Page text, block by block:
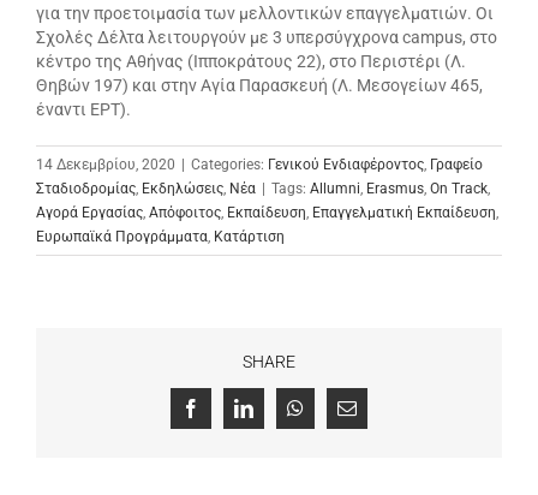
για την προετοιμασία των μελλοντικών επαγγελματιών. Οι
Σχολές Δέλτα λειτουργούν με 3 υπερσύγχρονα campus, στο
κέντρο της Αθήνας (Ιπποκράτους 22), στο Περιστέρι (Λ.
Θηβών 197) και στην Αγία Παρασκευή (Λ. Μεσογείων 465,
έναντι ΕΡΤ).
14 Δεκεμβρίου, 2020 | Categories: Γενικού Ενδιαφέροντος Γραφείο
Σταδιοδρομίας Εκδηλώσεις Νέα | Tags: Allumni Erasmus On Track
Αγορά Εργασίας Απόφοιτος Εκπαίδευση Επαγγελματική Εκπαίδευση
Ευρωπαϊκά Προγράμματα Κατάρτιση
SHARE
FacebookLinkedInWhatsApp
Email